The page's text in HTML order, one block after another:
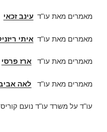
מאמרים מאת עו"ד עינב זכאי
מאמרים מאת עו"ד איתי
מאמרים מאת עו"ד ארז פרסי
מאמרים מאת עו"ד לאה
עו"ד על משרד עו"ד נועם